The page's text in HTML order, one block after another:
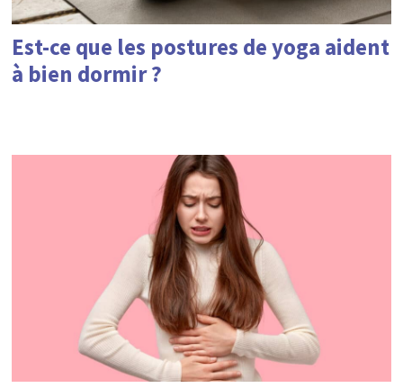
Est-ce que les postures de yoga aident
à bien dormir ?